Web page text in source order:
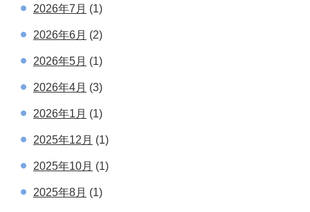
2026年7月 (1)
2026年6月 (2)
2026年5月 (1)
2026年4月 (3)
2026年1月 (1)
2025年12月 (1)
2025年10月 (1)
2025年8月 (1)